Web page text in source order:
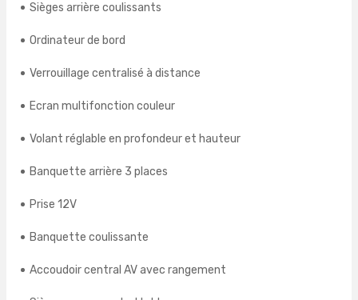
Sièges arrière coulissants
Ordinateur de bord
Verrouillage centralisé à distance
Ecran multifonction couleur
Volant réglable en profondeur et hauteur
Banquette arrière 3 places
Prise 12V
Banquette coulissante
Accoudoir central AV avec rangement